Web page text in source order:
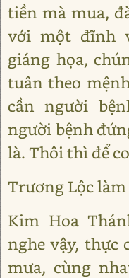
tiền mà mua,
với một đĩnh
giáng họa,
tuân theo
cần người
người bệnh
là. Thôi thì để
Trương Lộc làm
Kim Hoa
nghe vậy, thực
mưa, cùng